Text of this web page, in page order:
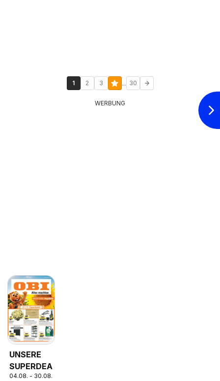
1 2 3 ... 30
WERBUNG
UNSERE
SUPERDEALS!
04.08. - 30.08.2026